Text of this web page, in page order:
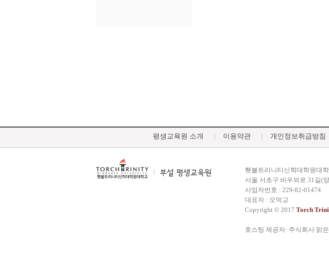
평생교육원 소개 이용약관 개인정보취급방침
횃불트리니티신학대학원대
서울 서초구 바우뫼로 31길(
사업자번호 : 229-82-01474
대표자 : 오덕교
Copyright © 2017 Torch
호스팅 제공자: 주식회사 맑